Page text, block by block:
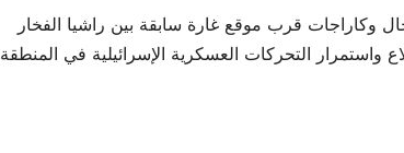
وكاراجات قرب موقع غارة سابقة بين راشيا الفخار
التحركات العسكرية الإسرائيلية في المنطقة